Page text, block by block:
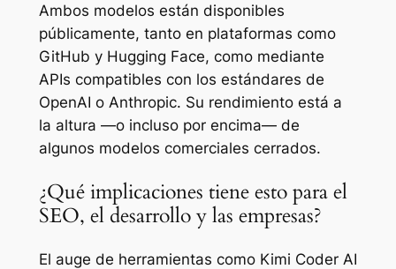
Ambos modelos están disponibles
públicamente, tanto en plataformas como
GitHub y Hugging Face, como mediante
APIs compatibles con los estándares de
OpenAI o Anthropic. Su rendimiento está a
la altura —o incluso por encima— de
algunos modelos comerciales cerrados.
¿Qué implicaciones tiene esto para el
SEO, el desarrollo y las empresas?
El auge de herramientas como Kimi Coder AI